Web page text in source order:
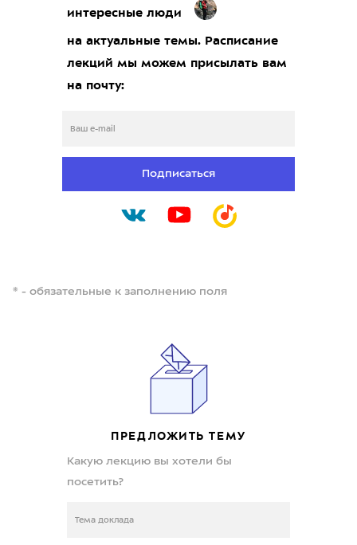
интересные люди
на актуальные темы. Расписание
лекций мы можем присылать вам
на почту:
Подписаться
* - обязательные к заполнению поля
ПРЕДЛОЖИТЬ ТЕМУ
Какую лекцию вы хотели бы
посетить?